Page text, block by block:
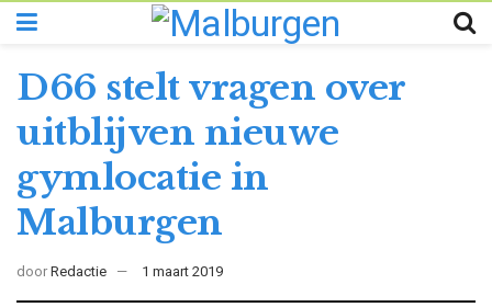
D66 stelt vragen over
uitblijven nieuwe
gymlocatie in
Malburgen
door Redactie 1 maart 2019